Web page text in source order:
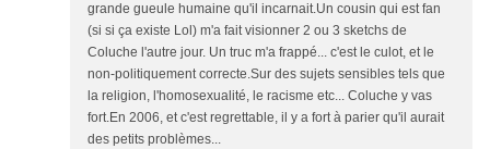
grande gueule humaine qu'il incarnait.Un cousin qui est fan
(si si ça existe Lol) m'a fait visionner 2 ou 3 sketchs de
Coluche l'autre jour. Un truc m'a frappé... c'est le culot, et le
non-politiquement correcte.Sur des sujets sensibles tels que
la religion, l'homosexualité, le racisme etc... Coluche y vas
fort.En 2006, et c'est regrettable, il y a fort à parier qu'il aurait
des petits problèmes...